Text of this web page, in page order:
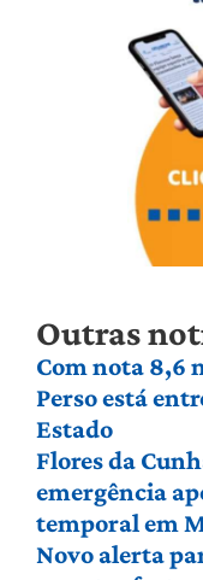
Outras
Com nota 8,6
Perso está
Estado
Flores da
emergência
temporal em
Novo alerta